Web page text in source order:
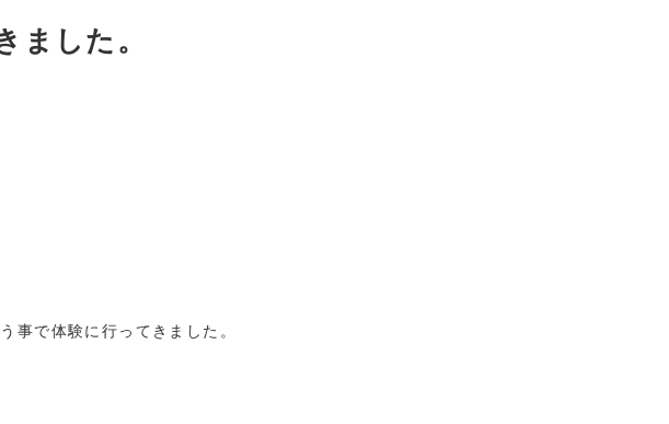
ました。
事で体験に行ってきました。